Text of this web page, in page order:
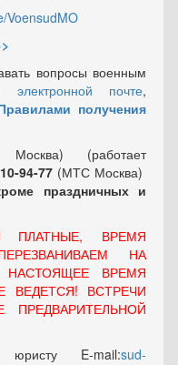
VoensudMO
вопросы военным
электронной почте,
получения
Москва) (работает
94-77 (МТС Москва)
праздничных и
ПЛАТНЫЕ, ВРЕМЯ
НА
ВРЕМЯ
ВСТРЕЧИ
юристу E-mail:sud-